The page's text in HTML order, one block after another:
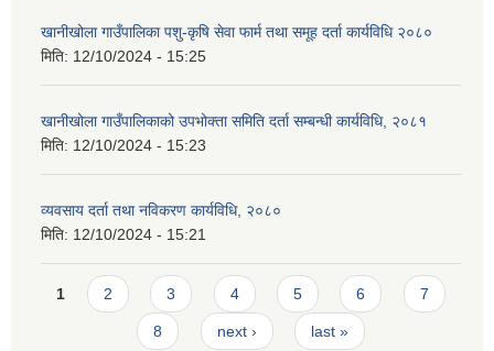
खानीखोला गाउँपालिका पशु-कृषि सेवा फार्म तथा समूह दर्ता कार्यविधि २०८०
मिति: 12/10/2024 - 15:25
खानीखोला गाउँपालिकाको उपभोक्ता समिति दर्ता सम्बन्धी कार्यविधि, २०८१
मिति: 12/10/2024 - 15:23
व्यवसाय दर्ता तथा नविकरण कार्यविधि, २०८०
मिति: 12/10/2024 - 15:21
Pages
1 2 3 4 5 6 7
8 next › last »